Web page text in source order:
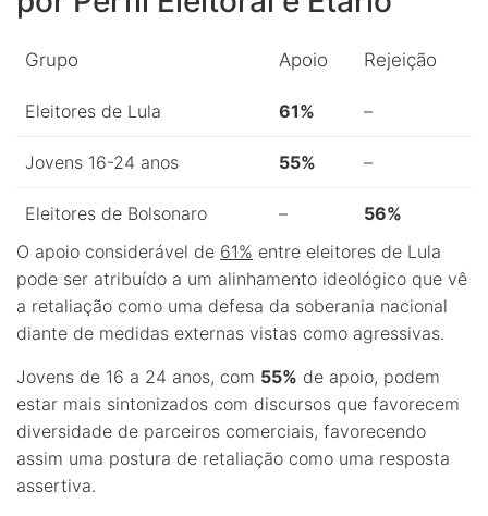
Grupo Apoio Rejeição
Eleitores de Lula 61% –
Jovens 16-24 anos 55% –
Eleitores de Bolsonaro –
56%
O apoio considerável de 61% entre eleitores de Lula
pode ser atribuído a um alinhamento ideológico que vê
a retaliação como uma defesa da soberania nacional
diante de medidas externas vistas como agressivas.
Jovens de 16 a 24 anos, com 55% de apoio, podem
estar mais sintonizados com discursos que favorecem
diversidade de parceiros comerciais, favorecendo
assim uma postura de retaliação como uma resposta
assertiva.